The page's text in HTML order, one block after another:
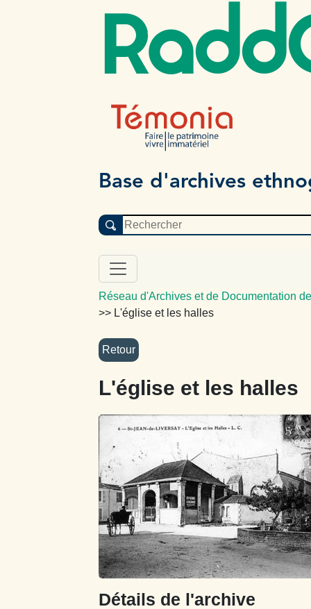
Base d'archives
Réseau d'Archives et de Documentation
>> L'église et les halles
L'église et les halles
Détails de l'archive